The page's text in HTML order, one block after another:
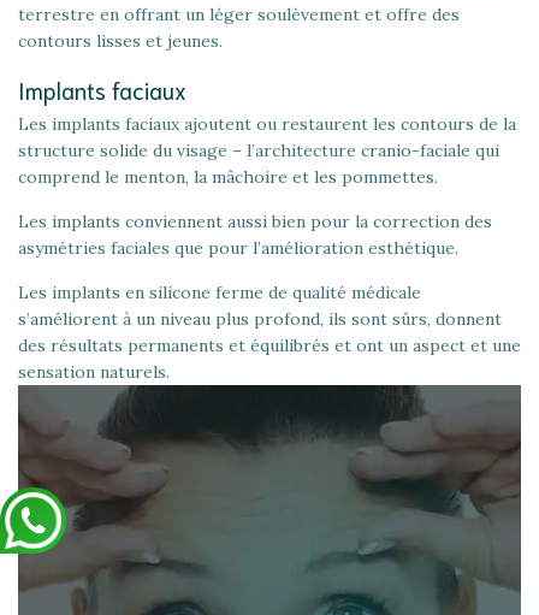
terrestre en offrant un léger soulèvement et offre des
contours lisses et jeunes.
Implants faciaux
Les implants faciaux ajoutent ou restaurent les contours de la
structure solide du visage – l’architecture cranio-faciale qui
comprend le menton, la mâchoire et les pommettes.
Les implants conviennent aussi bien pour la correction des
asymétries faciales que pour l’amélioration esthétique.
Les implants en silicone ferme de qualité médicale
s’améliorent à un niveau plus profond, ils sont sûrs, donnent
des résultats permanents et équilibrés et ont un aspect et une
sensation naturels.